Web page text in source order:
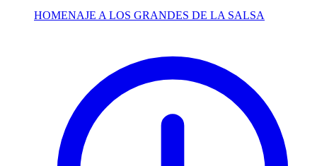
HOMENAJE A LOS GRANDES DE LA SALSA